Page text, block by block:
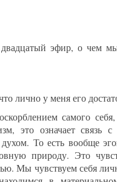
эфир, о чем
лично у меня его
самого
это означает связь
То есть вообще
природу. Это
Мы чувствуем себя